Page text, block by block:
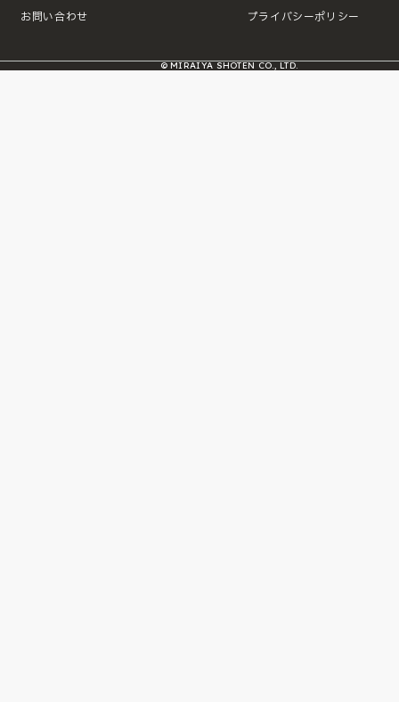
お問い合わせ プライバシーポリシー
© MIRAIYA SHOTEN CO., LTD.